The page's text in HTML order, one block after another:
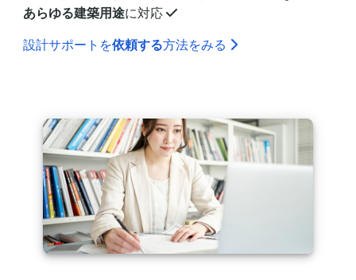
あらゆる建築用途に対応
設計サポートを依頼する方法をみる